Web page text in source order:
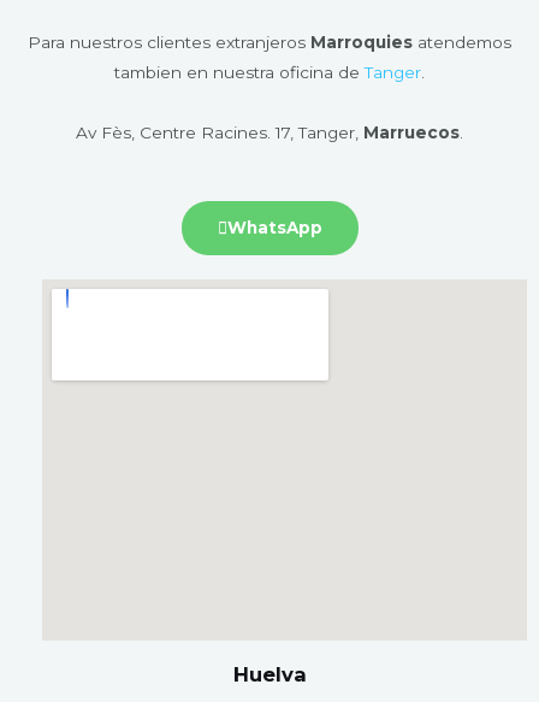
Para nuestros clientes extranjeros Marroquies atendemos
tambien en nuestra oficina deTanger.
Av Fès, Centre Racines. 17, Tanger, Marruecos.
WhatsApp
Huelva